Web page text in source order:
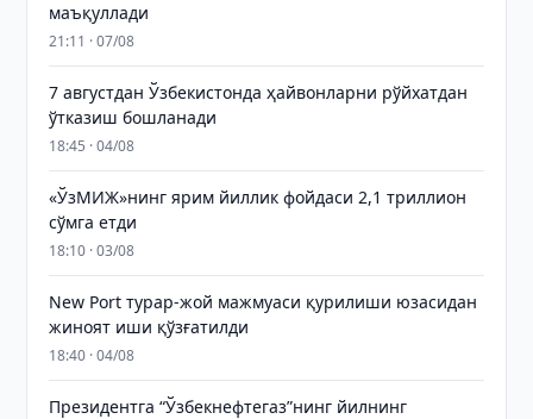
маъқуллади
21:11 · 07/08
7 августдан Ўзбекистонда ҳайвонларни рўйхатдан
ўтказиш бошланади
18:45 · 04/08
«ЎзМИЖ»нинг ярим йиллик фойдаси 2,1 триллион
сўмга етди
18:10 · 03/08
New Port турар-жой мажмуаси қурилиши юзасидан
жиноят иши қўзғатилди
18:40 · 04/08
Президентга “Ўзбекнефтегаз”нинг йилнинг